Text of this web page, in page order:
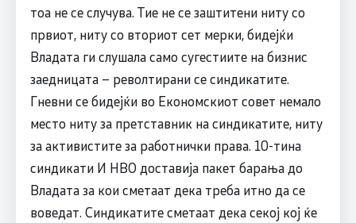
тоа не се случува. Тие не се заштитени ниту со
првиот, ниту со вториот сет мерки, бидејќи
Владата ги слушала само сугестиите на бизнис
заедницата – револтирани се синдикатите.
Гневни се бидејќи во Економскиот совет немало
место ниту за претставник на синдикатите, ниту
за активистите за работнички права. 10-тина
синдикати И НВО доставија пакет барања до
Владата за кои сметаат дека треба итно да се
воведат. Синдикатите сметаат дека секој кој ќе